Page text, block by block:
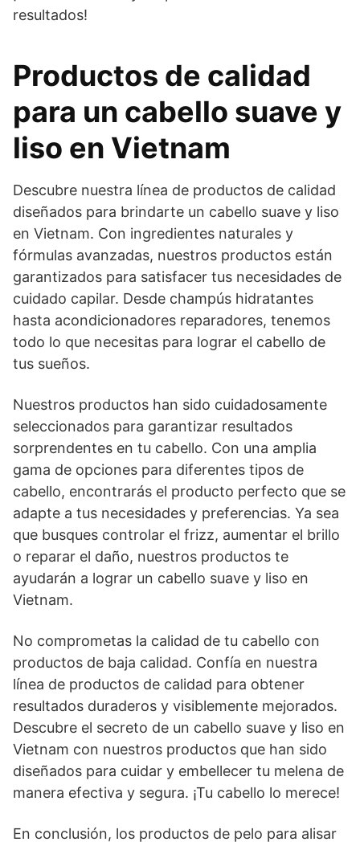
resultados!
Productos de calidad
para un cabello suave y
liso en Vietnam
Descubre nuestra línea de productos de calidad
diseñados para brindarte un cabello suave y liso
en Vietnam. Con ingredientes naturales y
fórmulas avanzadas, nuestros productos están
garantizados para satisfacer tus necesidades de
cuidado capilar. Desde champús hidratantes
hasta acondicionadores reparadores, tenemos
todo lo que necesitas para lograr el cabello de
tus sueños.
Nuestros productos han sido cuidadosamente
seleccionados para garantizar resultados
sorprendentes en tu cabello. Con una amplia
gama de opciones para diferentes tipos de
cabello, encontrarás el producto perfecto que se
adapte a tus necesidades y preferencias. Ya sea
que busques controlar el frizz, aumentar el brillo
o reparar el daño, nuestros productos te
ayudarán a lograr un cabello suave y liso en
Vietnam.
No comprometas la calidad de tu cabello con
productos de baja calidad. Confía en nuestra
línea de productos de calidad para obtener
resultados duraderos y visiblemente mejorados.
Descubre el secreto de un cabello suave y liso en
Vietnam con nuestros productos que han sido
diseñados para cuidar y embellecer tu melena de
manera efectiva y segura. ¡Tu cabello lo merece!
En conclusión, los productos de pelo para alisar